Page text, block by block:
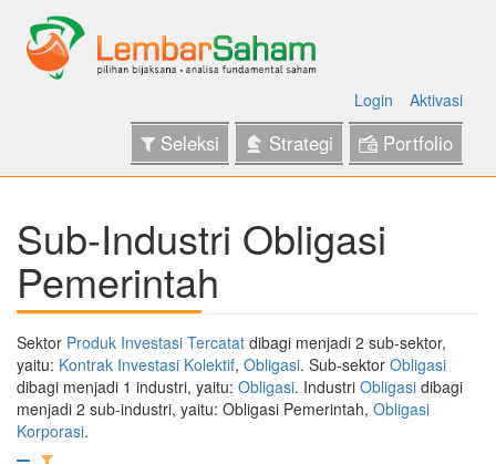
Login Aktivasi
Seleksi Strategi Portfolio
Sub-Industri Obligasi
Pemerintah
Sektor Produk Investasi Tercatat dibagi menjadi 2 sub-sektor,
yaitu: Kontrak Investasi Kolektif, Obligasi. Sub-sektor Obligasi
dibagi menjadi 1 industri, yaitu: Obligasi. Industri Obligasi dibagi
menjadi 2 sub-industri, yaitu: Obligasi Pemerintah, Obligasi
Korporasi.